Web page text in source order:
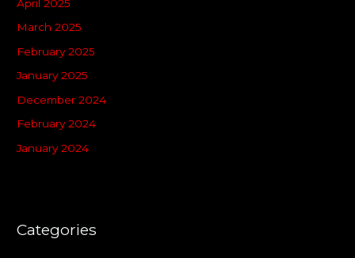
April 2025
March 2025
February 2025
January 2025
December 2024
February 2024
January 2024
Categories